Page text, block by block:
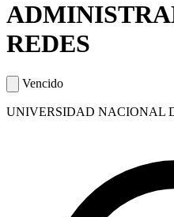
REDES
Vencido
UNIVERSIDAD NACIONAL